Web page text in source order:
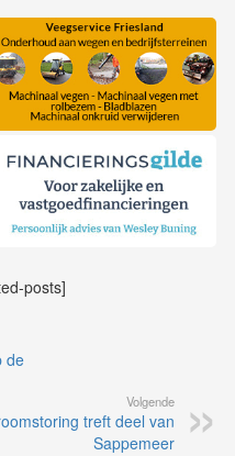
posts]
de
Volgende
treft deel van
Sappemeer